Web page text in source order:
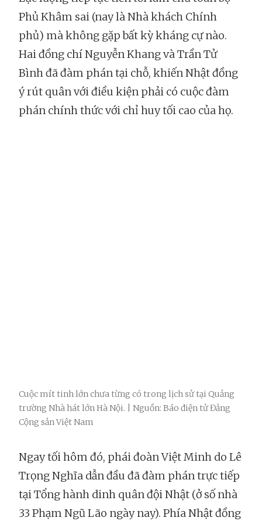
Phủ Khâm sai (nay là Nhà khách Chính
phủ) mà không gặp bất kỳ kháng cự nào.
Hai đồng chí Nguyễn Khang và Trần Tử
Bình đã đàm phán tại chỗ, khiến Nhật đồng
ý rút quân với điều kiện phải có cuộc đàm
phán chính thức với chỉ huy tối cao của họ.
Cuộc mít tinh lớn chưa từng có trong lịch sử tại Quảng
trường Nhà hát lớn Hà Nội. | Nguồn: Báo điện tử Đảng
Cộng sản Việt Nam
Ngay tối hôm đó, phái đoàn Việt Minh do Lê
Trọng Nghĩa dẫn đầu đã đàm phán trực tiếp
tại Tổng hành dinh quân đội Nhật (ở số nhà
33 Phạm Ngũ Lão ngày nay). Phía Nhật đồng